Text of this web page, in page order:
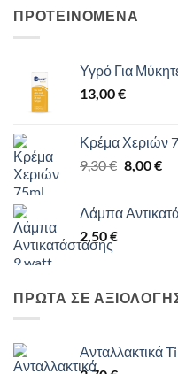
ΠΡΟΤΕΙΝΟΜΕΝΑ
Υγρό Για
13,00€
Κρέμα Χεριών
9,30€ Original
9,30 €.
8,00€Η
Λάμπα
2,50€
ΠΡΩΤΑ ΣΕ
Ανταλλακτικά